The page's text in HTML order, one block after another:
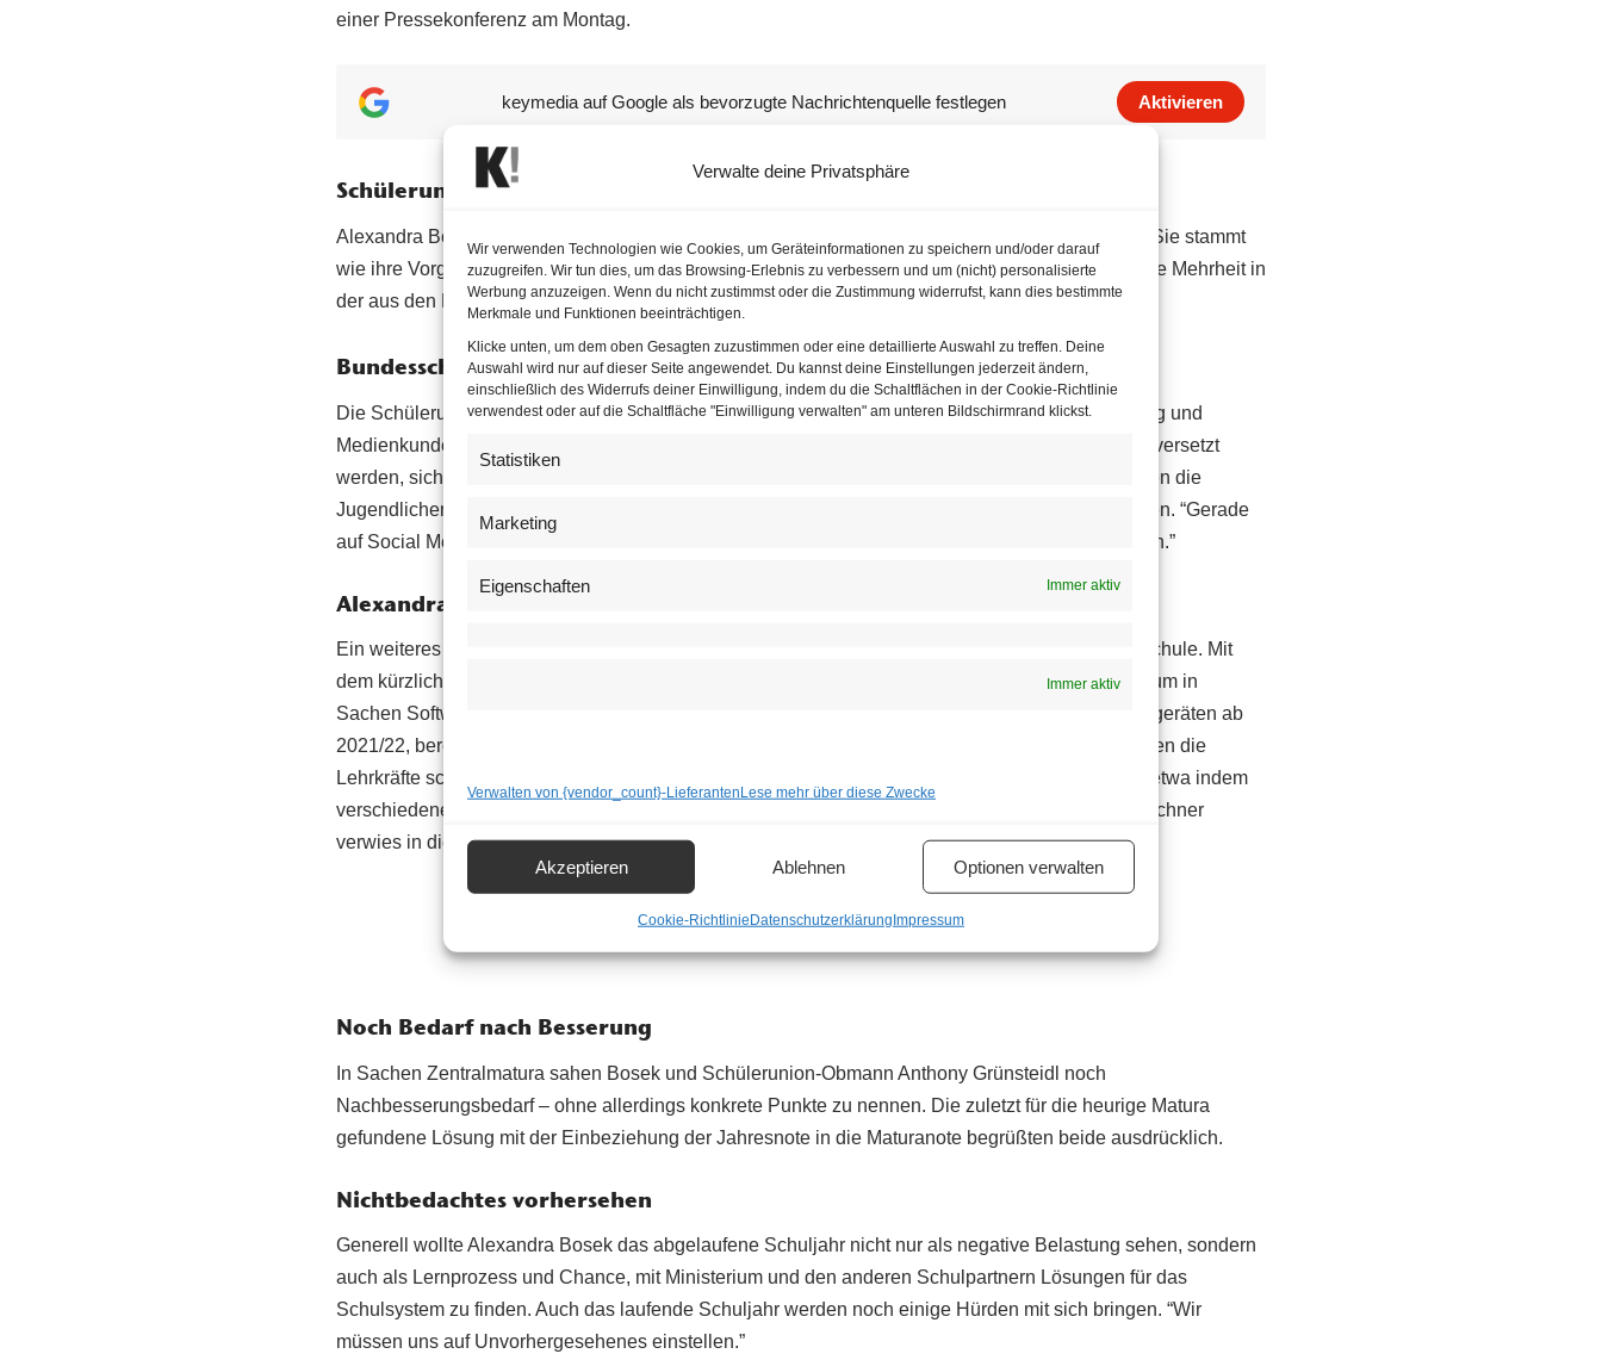
Verwalte deine Privatsphäre
Wir verwenden Technologien wie Cookies, um Geräteinformationen zu speichern und/oder darauf
zuzugreifen. Wir tun dies, um das Browsing-Erlebnis zu verbessern und um (nicht) personalisierte
Werbung anzuzeigen. Wenn du nicht zustimmst oder die Zustimmung widerrufst, kann dies bestimmte
Merkmale und Funktionen beeinträchtigen.
Klicke unten, um dem oben Gesagten zuzustimmen oder eine detaillierte Auswahl zu treffen. Deine
Auswahl wird nur auf dieser Seite angewendet. Du kannst deine Einstellungen jederzeit ändern,
einschließlich des Widerrufs deiner Einwilligung, indem du die Schaltflächen in der Cookie-Richtlinie
verwendest oder auf die Schaltfläche "Einwilligung verwalten" am unteren Bildschirmrand klickst.
Statistiken
Marketing
Eigenschaften Immer aktiv
Immer aktiv
Verwalten von {vendor_count}-LieferantenLese mehr über diese Zwecke
Akzeptieren Ablehnen Optionen verwalten
Cookie-RichtlinieDatenschutzerklärungImpressum
einer Pressekonferenz am Montag.
keymedia auf Google als bevorzugte Nachrichtenquelle festlegen Aktivieren
Schülerunion in Themenunion
Alexandra Bosek wird die Interessen der rund 1,1 Mio. Schüler im laufenden Schuljahr vertreten. Sie stammt
wie ihre Vorgänger der vergangenen 15 Jahre aus der VP-nahen Schülerunion, die über eine klare Mehrheit in
der aus den Landesschülervertretern bestehenden Bundesschülervertretung (BSV) verfügt.
Bundesschulsprecherin will filtern helfen
Die Schülerunion fordert schon seit Jahren die Einführung eines eigenen Fachs Politische Bildung und
Medienkunde, in dem man auch maturieren können soll. Einerseits sollen Schüler so in die Lage versetzt
werden, sich zu Wahlzeiten eine eigene kritische Meinung zu bilden, so Bosek. Außerdem müssten die
Jugendlichen wichtige und richtige Informationen aus der täglichen Medienflut herausfiltern können. “Gerade
auf Social Media kann man seine Meinung von einem Tag auf den anderen zu 100 Prozent ändern.”
Alexandra Bosek einer Meinung
Ein weiteres wichtiges Vorhaben sieht Bundesschulsprecherin Bosek in der Digitalisierung der Schule. Mit
dem kürzlich präsentierten
zu diesem Thema habe das Bildungsministerium in
Sachen Software und Hardware, etwa der Ausstattung der Schüler der fünften Schulstufe mit Endgeräten ab
2021/22, bereits vorgelegt. “Das muss dann aber auch im Unterricht Eingang finden.” Dazu müssten die
Lehrkräfte schon jetzt digital zu arbeiten lernen, um nicht ins kalte Wasser geworfen zu werden – etwa indem
verschiedene Lernapps im Unterricht verwendet werden. Auch ÖVP-Bildungssprecher Rudolf Taschner
verwies in diesem Zusammenhang auf den Achtpunkteplan für den digitalen Unterricht.
Noch Bedarf nach Besserung
In Sachen Zentralmatura sahen Bosek und Schülerunion-Obmann Anthony Grünsteidl noch
Nachbesserungsbedarf – ohne allerdings konkrete Punkte zu nennen. Die zuletzt für die heurige Matura
gefundene Lösung mit der Einbeziehung der Jahresnote in die Maturanote begrüßten beide ausdrücklich.
Nichtbedachtes vorhersehen
Generell wollte Alexandra Bosek das abgelaufene Schuljahr nicht nur als negative Belastung sehen, sondern
auch als Lernprozess und Chance, mit Ministerium und den anderen Schulpartnern Lösungen für das
Schulsystem zu finden. Auch das laufende Schuljahr werden noch einige Hürden mit sich bringen. “Wir
müssen uns auf Unvorhergesehenes einstellen.”